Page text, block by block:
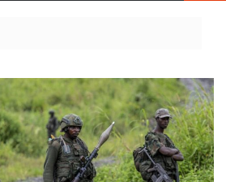
Côte
Tunisie
Ceuta :